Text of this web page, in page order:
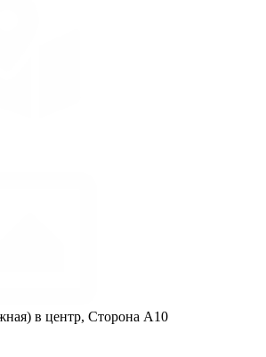
в центр, Сторона A10